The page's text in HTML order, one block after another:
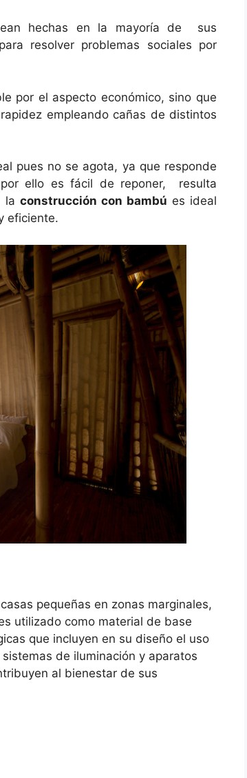
hechas en la mayoría de sus
resolver problemas sociales por
por el aspecto económico, sino que
empleando cañas de distintos
pues no se agota, ya que responde
ello es fácil de reponer, resulta
la construcción con bambú es ideal
eficiente.
pequeñas en zonas marginales,
utilizado como material de base
que incluyen en su diseño el uso
de iluminación y aparatos
al bienestar de sus